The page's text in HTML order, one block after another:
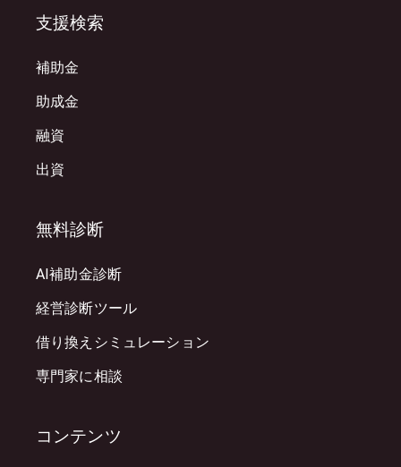
支援検索
補助金
助成金
融資
出資
無料診断
AI補助金診断
経営診断ツール
借り換えシミュレーション
専門家に相談
コンテンツ